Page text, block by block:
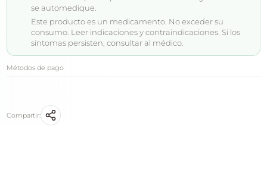
se automedique.
Este producto es un medicamento. No exceder su
consumo. Leer indicaciones y contraindicaciones. Si los
síntomas persisten, consultar al médico.
Métodos de pago
Compartir: